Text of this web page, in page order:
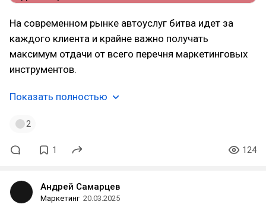
На современном рынке автоуслуг битва идет за
каждого клиента и крайне важно получать
максимум отдачи от всего перечня маркетинговых
инструментов.
Показать полностью
2
1 124
Андрей Самарцев
Маркетинг 20.03.2025